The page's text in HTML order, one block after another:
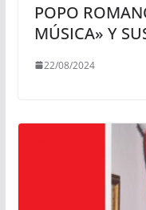
POPO
MÚSICA» Y
22/08/2024